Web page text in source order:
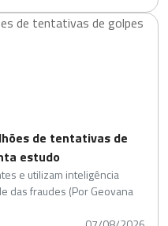
de tentativas de
estudo
e utilizam inteligência
das fraudes (Por Geovana